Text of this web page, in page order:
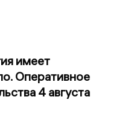
имеет
Оперативное
4 августа